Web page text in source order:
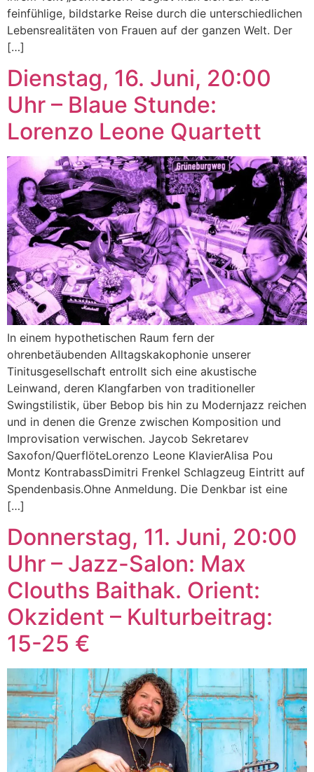
feinfühlige, bildstarke Reise durch die unterschiedlichen
Lebensrealitäten von Frauen auf der ganzen Welt. Der
[…]
Dienstag, 16. Juni, 20:00
Uhr – Blaue Stunde:
Lorenzo Leone Quartett
In einem hypothetischen Raum fern der
ohrenbetäubenden Alltagskakophonie unserer
Tinitusgesellschaft entrollt sich eine akustische
Leinwand, deren Klangfarben von traditioneller
Swingstilistik, über Bebop bis hin zu Modernjazz reichen
und in denen die Grenze zwischen Komposition und
Improvisation verwischen. Jaycob Sekretarev
Saxofon/QuerflöteLorenzo Leone KlavierAlisa Pou
Montz KontrabassDimitri Frenkel Schlagzeug Eintritt auf
Spendenbasis.Ohne Anmeldung. Die Denkbar ist eine
[…]
Donnerstag, 11. Juni, 20:00
Uhr – Jazz-Salon: Max
Clouths Baithak. Orient:
Okzident – Kulturbeitrag:
15-25 €